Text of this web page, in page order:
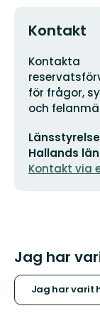
Kontakt
Adress
Kontakta
för frågor,
och
postadress
Hallands län
Kontakt via
Jag har
Jag har varit